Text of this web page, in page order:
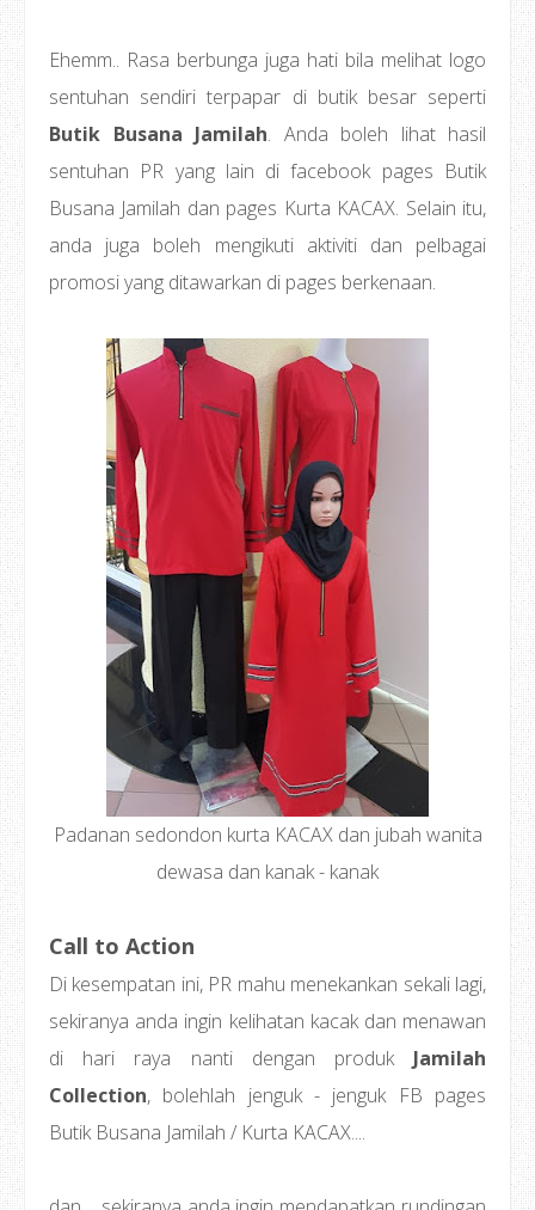
Ehemm.. Rasa berbunga juga hati bila melihat logo
sentuhan sendiri terpapar di butik besar seperti
Butik Busana Jamilah. Anda boleh lihat hasil
sentuhan PR yang lain di facebook pages Butik
Busana Jamilah dan pages Kurta KACAX. Selain itu,
anda juga boleh mengikuti aktiviti dan pelbagai
promosi yang ditawarkan di pages berkenaan.
Padanan sedondon kurta KACAX dan jubah wanita
dewasa dan kanak - kanak
Call to Action
Di kesempatan ini, PR mahu menekankan sekali lagi,
sekiranya anda ingin kelihatan kacak dan menawan
di hari raya nanti dengan produk Jamilah
Collection, bolehlah jenguk - jenguk FB pages
Butik Busana Jamilah / Kurta KACAX....